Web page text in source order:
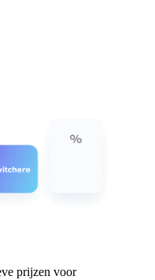
prijzen voor